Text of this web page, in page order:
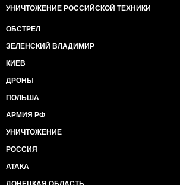
УНИЧТОЖЕНИЕ РОССИЙСКОЙ ТЕХНИКИ
ОБСТРЕЛ
ЗЕЛЕНСКИЙ ВЛАДИМИР
КИЕВ
ДРОНЫ
ПОЛЬША
АРМИЯ РФ
УНИЧТОЖЕНИЕ
РОССИЯ
АТАКА